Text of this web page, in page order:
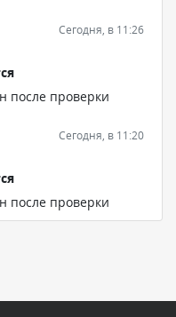
Сегодня, в 11:26
после проверки
Сегодня, в 11:20
после проверки